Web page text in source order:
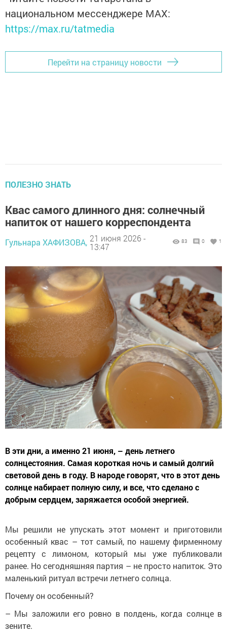
национальном мессенджере MАХ:
https://max.ru/tatmedia
Перейти на страницу новости
ПОЛЕЗНО ЗНАТЬ
Квас самого длинного дня: солнечный
напиток от нашего корреспондента
Гульнара ХАФИЗОВА, 21 июня 2026 -
13:47
83 0 1
В эти дни, а именно 21 июня, – день летнего
солнцестояния. Самая короткая ночь и самый долгий
световой день в году. В народе говорят, что в этот день
солнце набирает полную силу, и все, что сделано с
добрым сердцем, заряжается особой энергией.
Мы решили не упускать этот момент и приготовили
особенный квас – тот самый, по нашему фирменному
рецепту с лимоном, который мы уже публиковали
ранее. Но сегодняшняя партия – не просто напиток. Это
маленький ритуал встречи летнего солнца.
Почему он особенный?
– Мы заложили его ровно в полдень, когда солнце в
зените.